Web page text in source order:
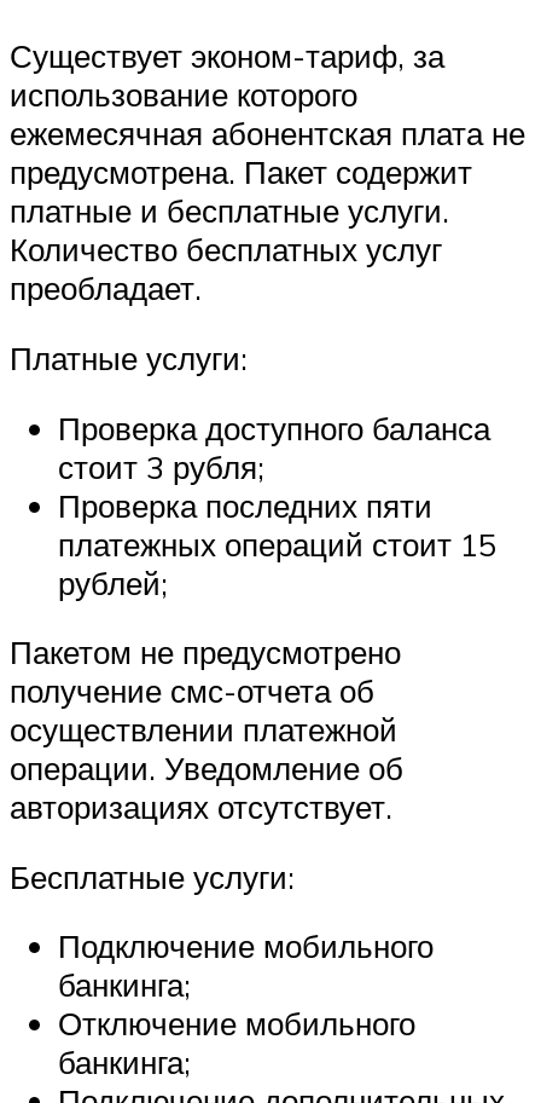
Существует эконом-тариф, за
использование которого
ежемесячная абонентская плата не
предусмотрена. Пакет содержит
платные и бесплатные услуги.
Количество бесплатных услуг
преобладает.
Платные услуги:
Проверка доступного баланса
стоит 3 рубля;
Проверка последних пяти
платежных операций стоит 15
рублей;
Пакетом не предусмотрено
получение смс-отчета об
осуществлении платежной
операции. Уведомление об
авторизациях отсутствует.
Бесплатные услуги:
Подключение мобильного
банкинга;
Отключение мобильного
банкинга;